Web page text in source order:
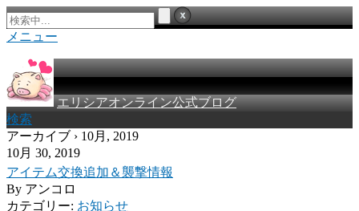
メニュー
エリシアオンライン公式ブログ
検索
アーカイブ › 10月, 2019
10月 30, 2019
アイテム交換追加＆襲撃情報
By アンコロ
カテゴリー: お知らせ